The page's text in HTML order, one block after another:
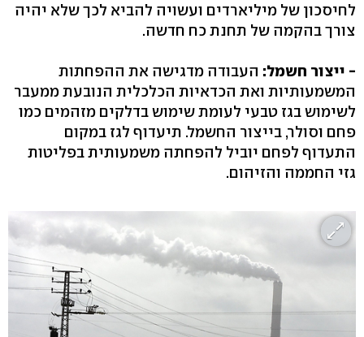
לחיסכון של מיליארדים ועשויה להביא לכך שלא יהיה
צורך בהקמה של תחנת כח חדשה.
- ייצור חשמל: העבודה מדגישה את ההפחתות
המשמעותיות ואת הכדאיות הכלכלית הנובעת ממעבר
לשימוש בגז טבעי לעומת שימוש בדלקים מזהמים כמו
פחם וסולר, בייצור החשמל. תיעדוף לגז במקום
התעדוף לפחם יוביל להפחתה משמעותית בפליטות
גזי החממה והזיהום.